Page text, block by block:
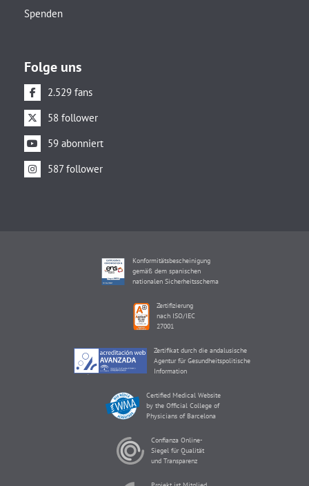
Spenden
Folge uns
2.529 fans
58 follower
59 abonniert
587 follower
Konformitätsbescheinigung
gemäß dem spanischen
nationalen Sicherheitsschema
Zertifizierung
nach ISO/IEC
27001
Zertifikat durch die andalusische
Agentur für Gesundheitspolitische
Information
Certified Medical Website
by the Official College of
Physicians of Barcelona
Confianza Online-
Siegel für Qualität
und Transparenz